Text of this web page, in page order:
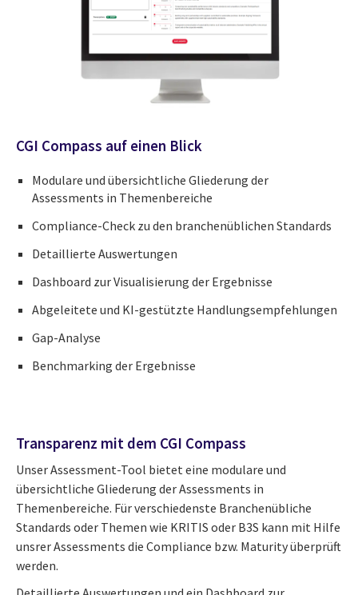
CGI Compass auf einen Blick
Modulare und übersichtliche Gliederung der
Assessments in Themenbereiche
Compliance-Check zu den branchenüblichen Standards
Detaillierte Auswertungen
Dashboard zur Visualisierung der Ergebnisse
Abgeleitete und KI-gestützte Handlungsempfehlungen
Gap-Analyse
Benchmarking der Ergebnisse
Transparenz mit dem CGI Compass
Unser Assessment-Tool bietet eine modulare und
übersichtliche Gliederung der Assessments in
Themenbereiche. Für verschiedenste Branchenübliche
Standards oder Themen wie KRITIS oder B3S kann mit Hilfe
unsrer Assessments die Compliance bzw. Maturity überprüft
werden.